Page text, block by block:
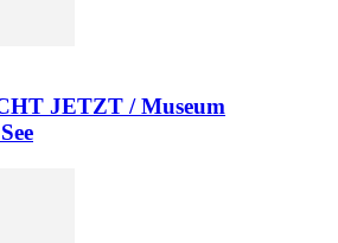
JETZT / Museum